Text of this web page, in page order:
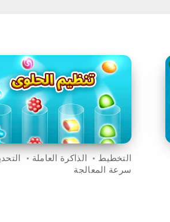
التخطيط الذاكرة العاملة
سرعة المعالجة